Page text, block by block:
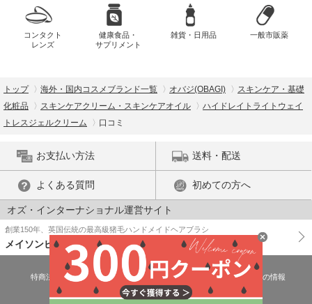
コンタクト
レンズ
健康食品・
サプリメント
雑貨・日用品 一般市販薬
トップ 海外・国内コスメブランド一覧 オバジ(OBAGI)
スキンケア・基礎
化粧品
スキンケアクリーム・スキンケアオイル
ハイドレイトライトウェイ
トレスジェルクリーム
口コミ
お支払い方法 送料・配送
よくある質問 初めての方へ
オズ・インターナショナル運営サイト
創業150年、英国伝統の最高級猪毛ハンドメイドヘアブラシ
メイソンピアソン
特商法に基づく表示 プライバシーポリシー
医薬品販売許可証の情報
ご利用規約
PC版で表示